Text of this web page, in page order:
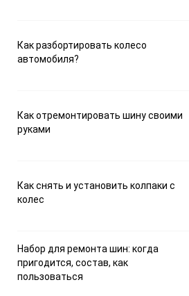
Как разбортировать колесо
автомобиля?
Как отремонтировать шину своими
руками
Как снять и установить колпаки с
колес
Набор для ремонта шин: когда
пригодится, состав, как
пользоваться